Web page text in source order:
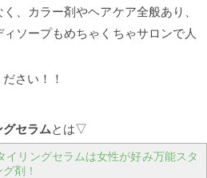
、カラー剤やヘアケア全般あり、
ソープもめちゃくちゃサロンで人
さい！！
セラムとは▽
イリングセラムは女性が好み万能スタ
剤！